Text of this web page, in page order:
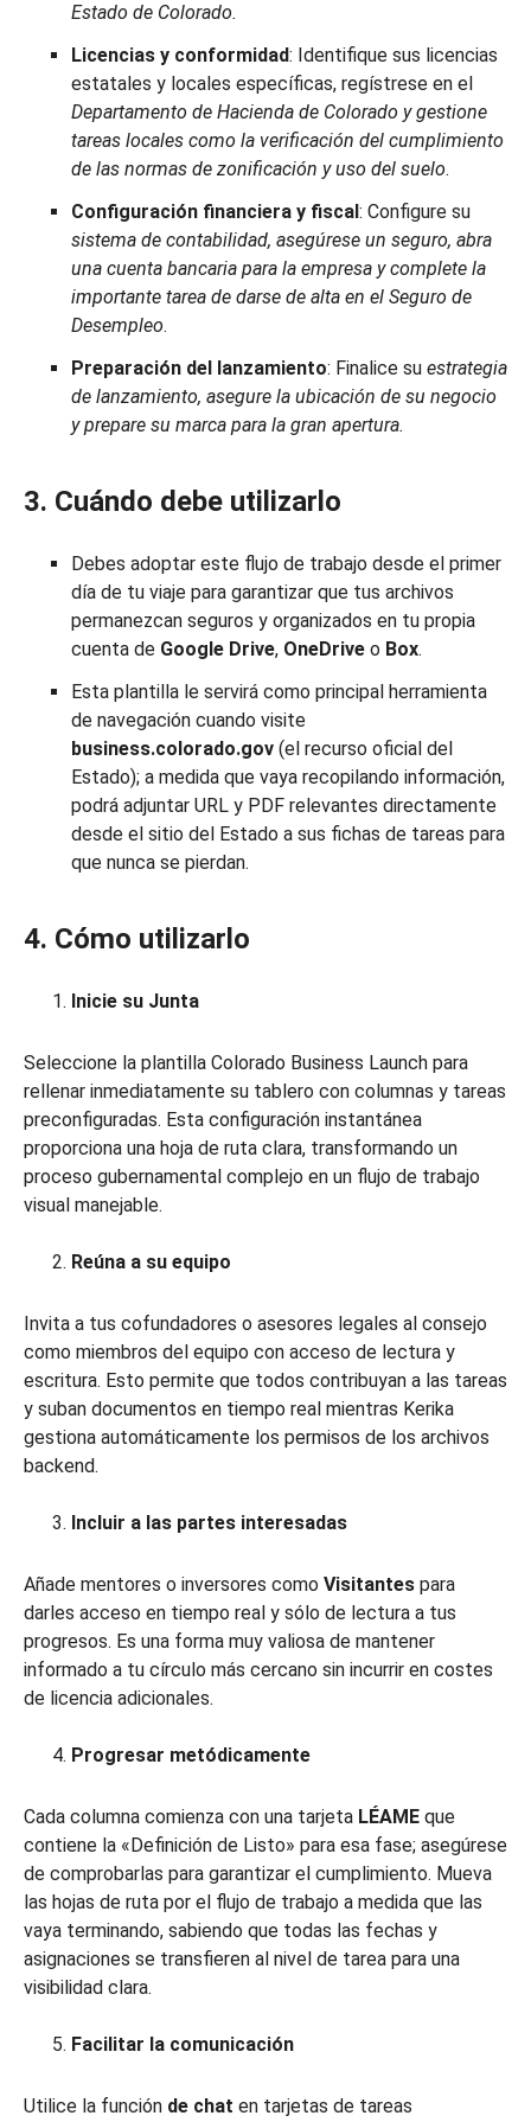
Estado de Colorado.
Licencias y conformidad: Identifique sus licencias
estatales y locales específicas, regístrese en el
Departamento de Hacienda de Colorado y gestione
tareas locales como la verificación del cumplimiento
de las normas de zonificación y uso del suelo.
Configuración financiera y fiscal : Configure su
sistema de contabilidad, asegúrese un seguro, abra
una cuenta bancaria para la empresa y complete la
importante tarea de darse de alta en el Seguro de
Desempleo.
Preparación del lanzamiento: Finalice su estrategia
de lanzamiento, asegure la ubicación de su negocio
y prepare su marca para la gran apertura.
3. Cuándo debe utilizarlo
Debes adoptar este flujo de trabajo desde el primer
día de tu viaje para garantizar que tus archivos
permanezcan seguros y organizados en tu propia
cuenta de Google Drive, OneDrive o Box.
Esta plantilla le servirá como principal herramienta
de navegación cuando visite
business.colorado.gov (el recurso oficial del
Estado); a medida que vaya recopilando información,
podrá adjuntar URL y PDF relevantes directamente
desde el sitio del Estado a sus fichas de tareas para
que nunca se pierdan.
4. Cómo utilizarlo
Inicie su Junta
Seleccione la plantilla Colorado Business Launch para
rellenar inmediatamente su tablero con columnas y tareas
preconfiguradas. Esta configuración instantánea
proporciona una hoja de ruta clara, transformando un
proceso gubernamental complejo en un flujo de trabajo
visual manejable.
Reúna a su equipo
Invita a tus cofundadores o asesores legales al consejo
como miembros del equipo con acceso de lectura y
escritura. Esto permite que todos contribuyan a las tareas
y suban documentos en tiempo real mientras Kerika
gestiona automáticamente los permisos de los archivos
backend.
Incluir a las partes interesadas
Añade mentores o inversores como Visitantes para
darles acceso en tiempo real y sólo de lectura a tus
progresos. Es una forma muy valiosa de mantener
informado a tu círculo más cercano sin incurrir en costes
de licencia adicionales.
Progresar metódicamente
Cada columna comienza con una tarjeta LÉAME que
contiene la «Definición de Listo» para esa fase; asegúrese
de comprobarlas para garantizar el cumplimiento. Mueva
las hojas de ruta por el flujo de trabajo a medida que las
vaya terminando, sabiendo que todas las fechas y
asignaciones se transfieren al nivel de tarea para una
visibilidad clara.
Facilitar la comunicación
Utilice la función de chat en tarjetas de tareas